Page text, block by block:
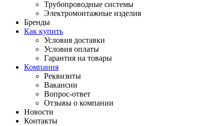
Трубопроводные системы
Электромонтажные изделия
Бренды
Как купить
Условия доставки
Условия оплаты
Гарантия на товары
Компания
Реквизиты
Вакансии
Вопрос-ответ
Отзывы о компании
Новости
Контакты